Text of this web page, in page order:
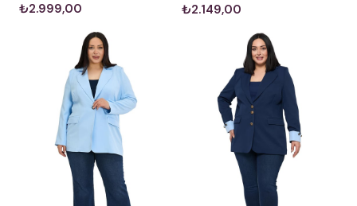
₺2.999,00 ₺2.149,00